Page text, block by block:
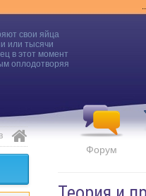
..
свои яйца
или тысячи
в этот момент
оплодотворяя
Форум